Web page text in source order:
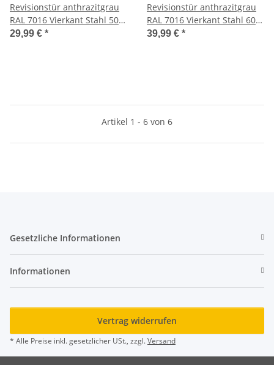
Revisionstür anthrazitgrau
RAL 7016 Vierkant Stahl 50 x
50
29,99 € *
Revisionstür anthrazitgrau
RAL 7016 Vierkant Stahl 60 x
60
39,99 € *
Artikel 1 - 6 von 6
Gesetzliche Informationen
Informationen
Vertrag widerrufen
* Alle Preise inkl. gesetzlicher USt., zzgl.Versand